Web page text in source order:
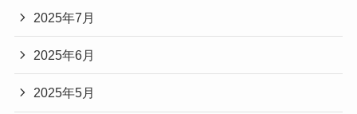
2025年7月
2025年6月
2025年5月